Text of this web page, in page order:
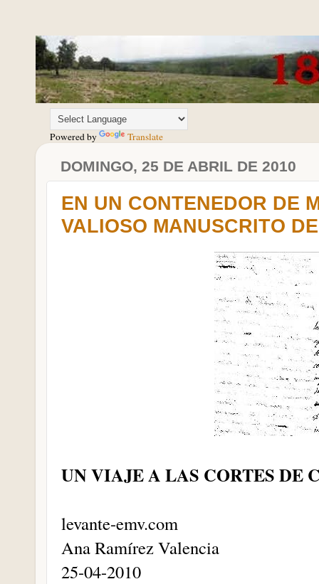
Powered by Translate
DOMINGO, 25 DE ABRIL DE 2010
EN UN CONTENEDOR DE
VALIOSO MANUSCRITO
UN VIAJE A LAS CORTES DE
levante-emv.com
Ana Ramírez Valencia
25-04-2010